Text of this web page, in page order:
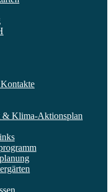
& Klima-Aktionsplan